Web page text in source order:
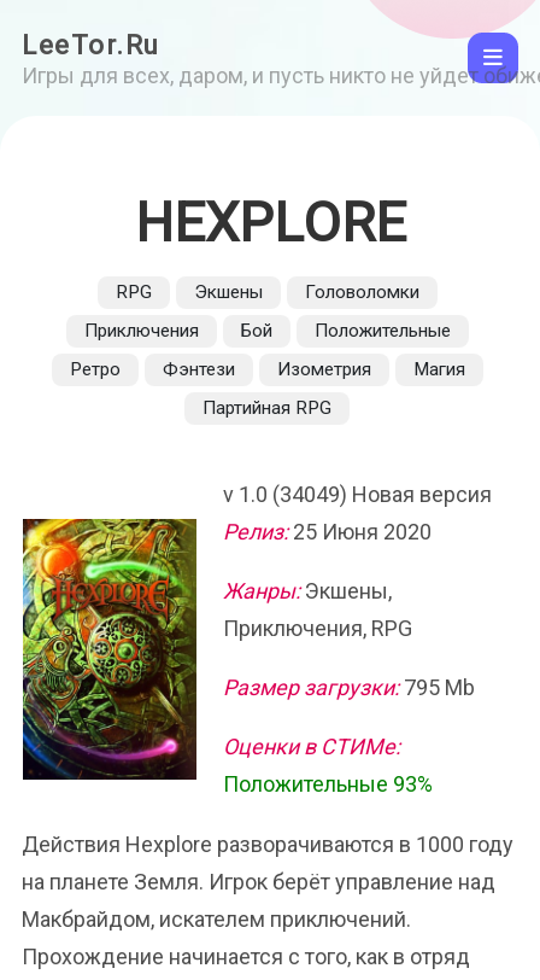
LeeTor.Ru
Игры для всех, даром, и пусть никто не уйдет
HEXPLORE
RPG Экшены
Головоломки
Приключения
Бой
Положительные
Ретро
Фэнтези Изометрия
Магия
Партийная RPG
v 1.0 (34049) Новая версия
Релиз:25 Июня 2020
Жанры:Экшены,
Приключения, RPG
Размер загрузки:795 Mb
Оценки в СТИМе:
Положительные 93%
Действия Hexplore разворачиваются в 1000 году
на планете Земля. Игрок берёт управление над
Макбрайдом, искателем приключений.
Прохождение начинается с того, как в отряд